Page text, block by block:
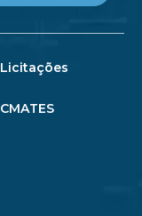
Licitações
CMATES